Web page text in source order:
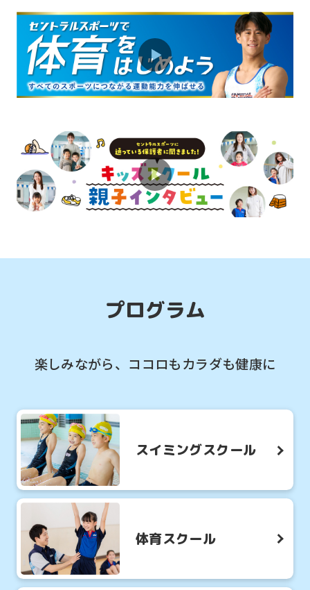
2026.08.01 キャンペーン
プラスワンで楽しさアップ！ミックスコ
ースが人気です♪
マンツーマン指導でスキルアップを目指
そう！
2026.08.01 お知らせ
プログラム
楽しみながら、ココロもカラダも健康に
スイミングスクール
体育スクール